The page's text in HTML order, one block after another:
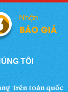
TÔI